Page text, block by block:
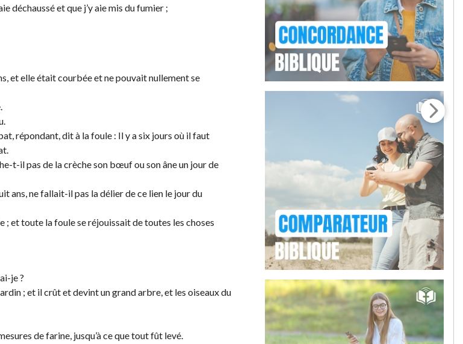
déchaussé et que j’y aie mis du fumier ;
et elle était courbée et ne pouvait nullement se
répondant, dit à la foule : Il y a six jours où il faut
t-il pas de la crèche son bœuf ou son âne un jour de
ans, ne fallait-il pas la délier de ce lien le jour du
; et toute la foule se réjouissait de toutes les choses
je ?
; et il crût et devint un grand arbre, et les oiseaux du
de farine, jusqu’à ce que tout fût levé.